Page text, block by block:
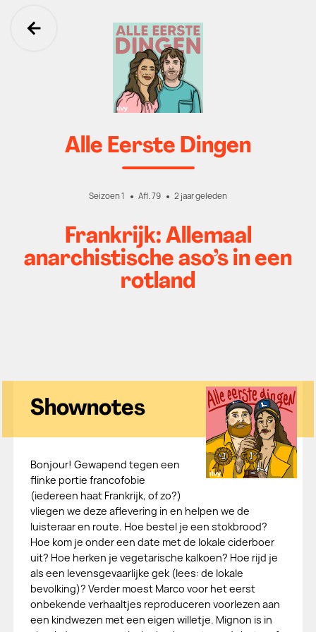
Ga terug
Alle Eerste Dingen
Seizoen 1 Afl. 79 2 jaar geleden
Frankrijk: Allemaal
anarchistische aso’s in een
rotland
Shownotes
Bonjour! Gewapend tegen een
flinke portie francofobie
(iedereen haat Frankrijk, of zo?)
vliegen we deze aflevering in en helpen we de
luisteraar en route. Hoe bestel je een stokbrood?
Hoe kom je onder een date met de lokale ciderboer
uit? Hoe herken je vegetarische kalkoen? Hoe rijd je
als een levensgevaarlijke gek (lees: de lokale
bevolking)? Verder moest Marco voor het eerst
onbekende verhaaltjes reproduceren voorlezen aan
een kindwezen met een eigen willetje. Mignon is in